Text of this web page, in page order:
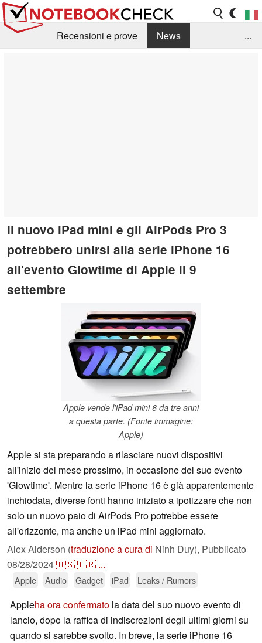
Recensioni e prove
News
...
Il nuovo iPad mini e gli AirPods Pro 3
potrebbero unirsi alla serie iPhone 16
all'evento Glowtime di Apple il 9
settembre
Apple vende l'iPad mini 6 da tre anni
a questa parte. (Fonte immagine:
Apple)
Apple si sta preparando a rilasciare nuovi dispositivi
all'inizio del mese prossimo, in occasione del suo evento
'Glowtime'. Mentre la serie iPhone 16 è già apparentemente
inchiodata, diverse fonti hanno iniziato a ipotizzare che non
solo un nuovo paio di AirPods Pro potrebbe essere
all'orizzonte, ma anche un iPad mini aggiornato.
Alex Alderson (traduzione a cura di Ninh Duy), Pubblicato
08/28/2024🇺🇸🇫🇷 ...
Apple Audio Gadget iPad Leaks / Rumors
Appleha ora confermato la data del suo nuovo evento di
lancio, dopo la raffica di indiscrezioni degli ultimi giorni su
quando si sarebbe svolto. In breve, la serie iPhone 16